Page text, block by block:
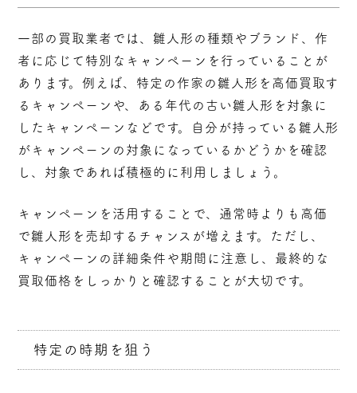
一部の買取業者では、雛人形の種類やブランド、作
者に応じて特別なキャンペーンを行っていることが
あります。例えば、特定の作家の雛人形を高価買取す
るキャンペーンや、ある年代の古い雛人形を対象に
したキャンペーンなどです。自分が持っている雛人形
がキャンペーンの対象になっているかどうかを確認
し、対象であれば積極的に利用しましょう。
キャンペーンを活用することで、通常時よりも高価
で雛人形を売却するチャンスが増えます。ただし、
キャンペーンの詳細条件や期間に注意し、最終的な
買取価格をしっかりと確認することが大切です。
特定の時期を狙う